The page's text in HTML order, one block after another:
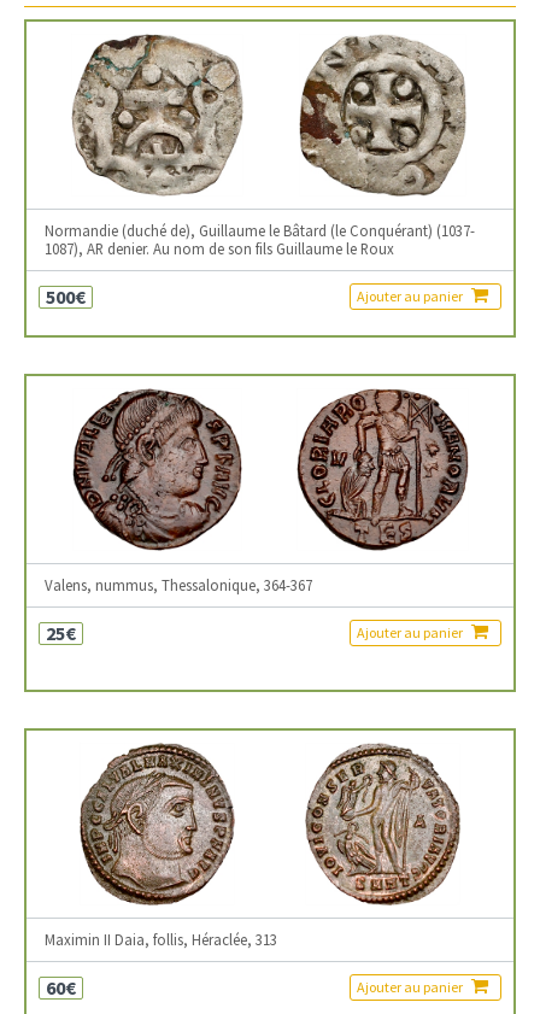
Normandie (duché de), Guillaume le Bâtard (le Conquérant) (1037-
1087), AR denier. Au nom de son fils Guillaume le Roux
500€ Ajouter au panier
Valens, nummus, Thessalonique, 364-367
25€ Ajouter au panier
Maximin II Daia, follis, Héraclée, 313
60€ Ajouter au panier